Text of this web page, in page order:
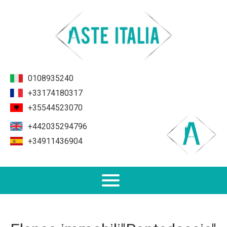
0108935240
+33174180317
+35544523070
+442035294796
+34911436904